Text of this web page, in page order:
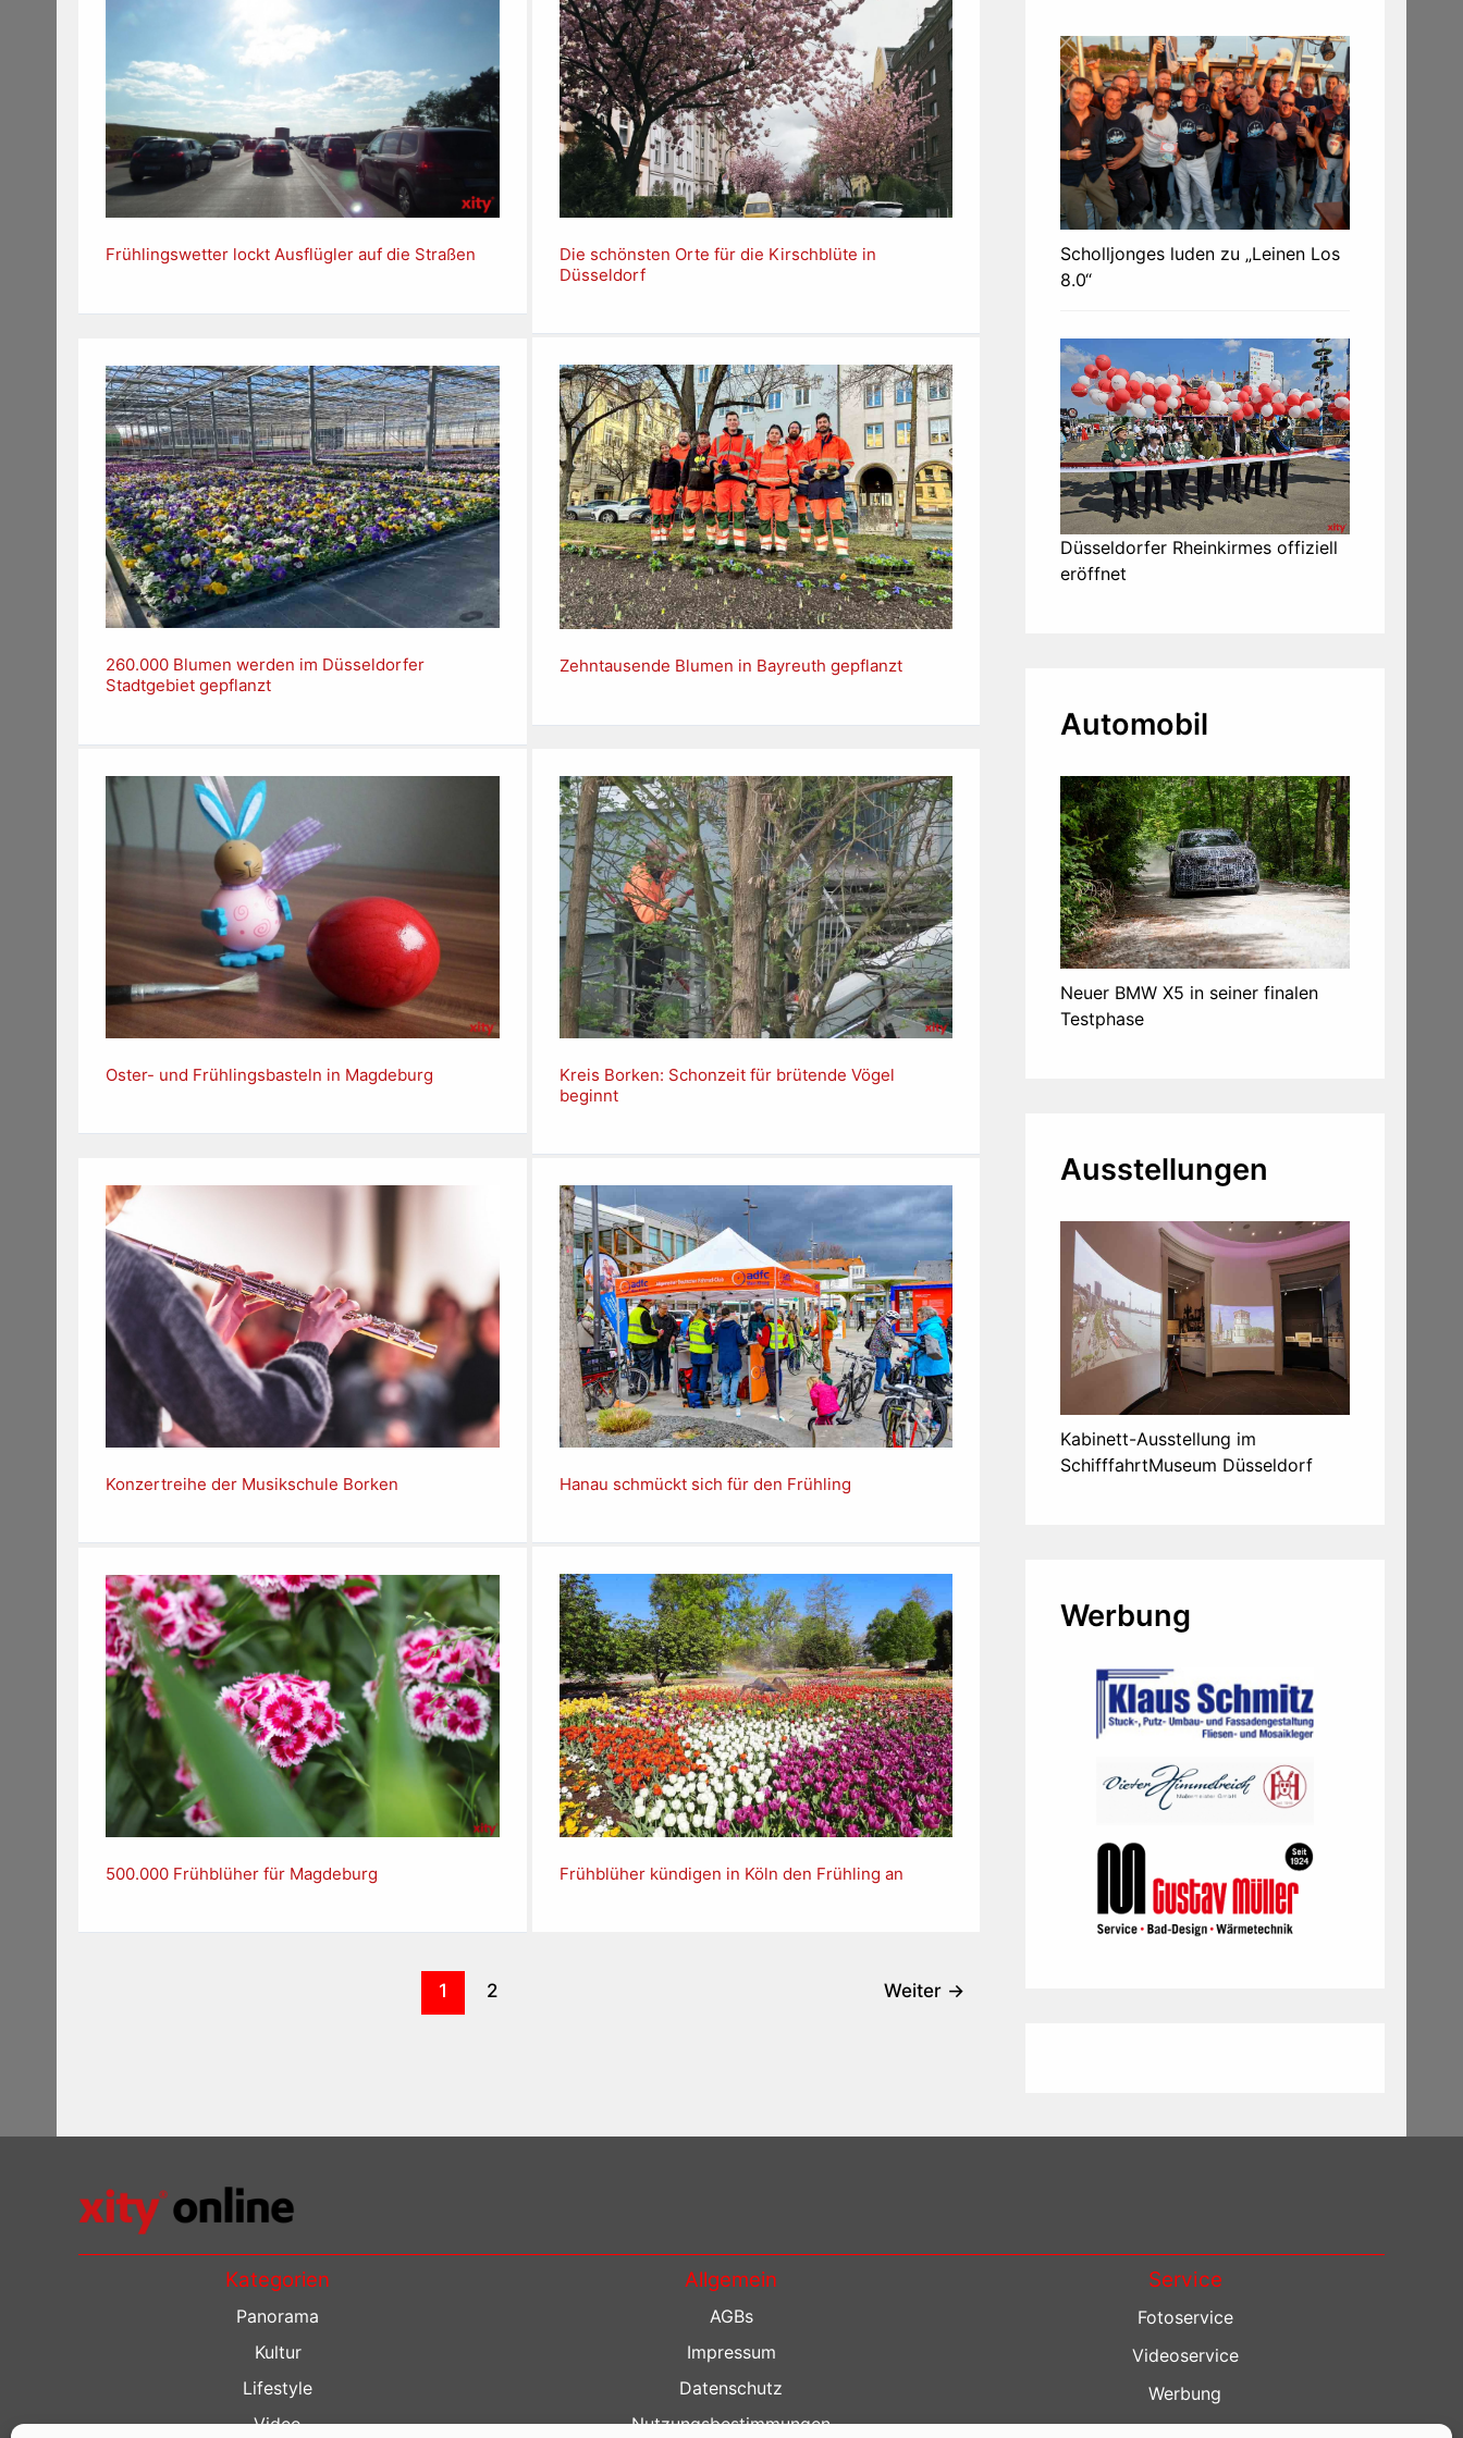
Frühlingswetter lockt Ausflügler auf die Straßen
Die schönsten Orte für die Kirschblüte in
Düsseldorf
260.000 Blumen werden im Düsseldorfer
Stadtgebiet gepflanzt
Zehntausende Blumen in Bayreuth gepflanzt
Oster- und Frühlingsbasteln in Magdeburg
Kreis Borken: Schonzeit für brütende Vögel
beginnt
Konzertreihe der Musikschule Borken Hanau schmückt sich für den Frühling
500.000 Frühblüher für Magdeburg Frühblüher kündigen in Köln den Frühling an
1 2 Weiter →
Scholljonges luden zu „Leinen Los
8.0“
Düsseldorfer Rheinkirmes offiziell
eröffnet
Automobil
Neuer BMW X5 in seiner finalen
Testphase
Ausstellungen
Kabinett-Ausstellung im
SchifffahrtMuseum Düsseldorf
Werbung
Kategorien
Panorama
Kultur
Lifestyle
Video
Allgemein
AGBs
Impressum
Datenschutz
Nutzungsbestimmungen
Service
Fotoservice
Videoservice
Werbung